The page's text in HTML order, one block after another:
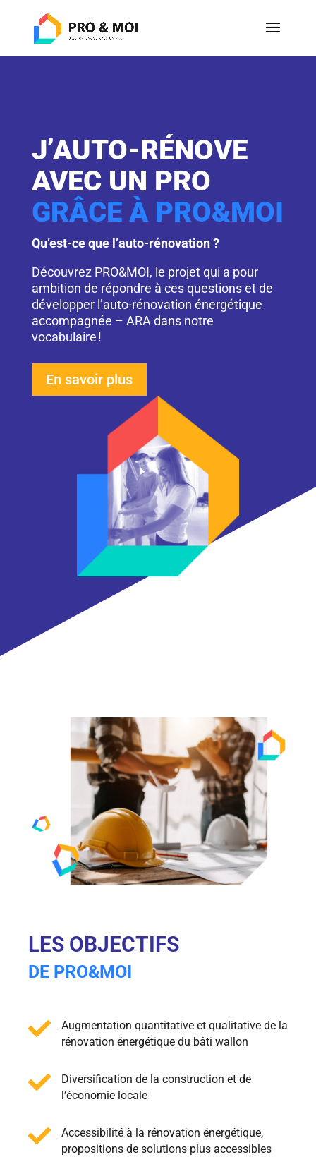
J’AUTO-RÉNOVE
AVEC UN PRO
GRÂCE À PRO&MOI
Qu’est-ce que l’auto-rénovation ?
Découvrez PRO&MOI, le projet qui a pour
ambition de répondre à ces questions et de
développer l’auto-rénovation énergétique
accompagnée – ARA dans notre
vocabulaire !
En savoir plus
LES OBJECTIFS
DE PRO&MOI

Augmentation quantitative et qualitative de la
rénovation énergétique du bâti wallon

Diversification de la construction et de
l’économie locale

Accessibilité à la rénovation énergétique,
propositions de solutions plus accessibles